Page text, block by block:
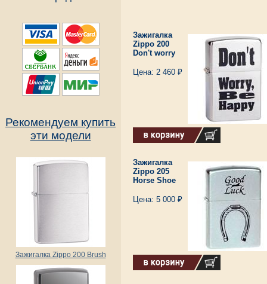
Рекомендуем купить
эти модели
Зажигалка Zippo 200 Brush
Зажигалка
Zippo 200
Don't worry
Цена: 2 460 ₽
Зажигалка
Zippo 205
Horse Shoe
Цена: 5 000 ₽